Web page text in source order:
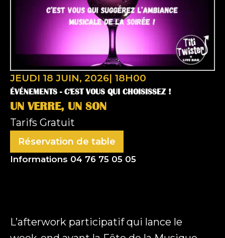
JEUDI 18 JUIN, 2026| 18H00
ÉVÉNEMENTS - C'EST VOUS QUI CHOISISSEZ !
UN VERRE, UN SON
Tarifs Gratuit
Réservation de table
Nom(Nécessaire)
Informations 04 76 75 05 05
L’afterwork participatif qui lance le